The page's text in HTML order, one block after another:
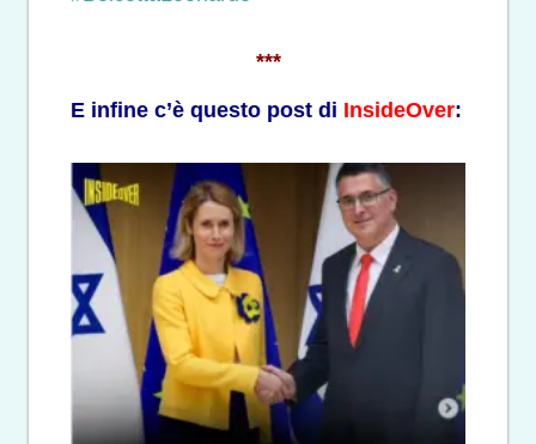
***
E infine c’è questo post di InsideOver: